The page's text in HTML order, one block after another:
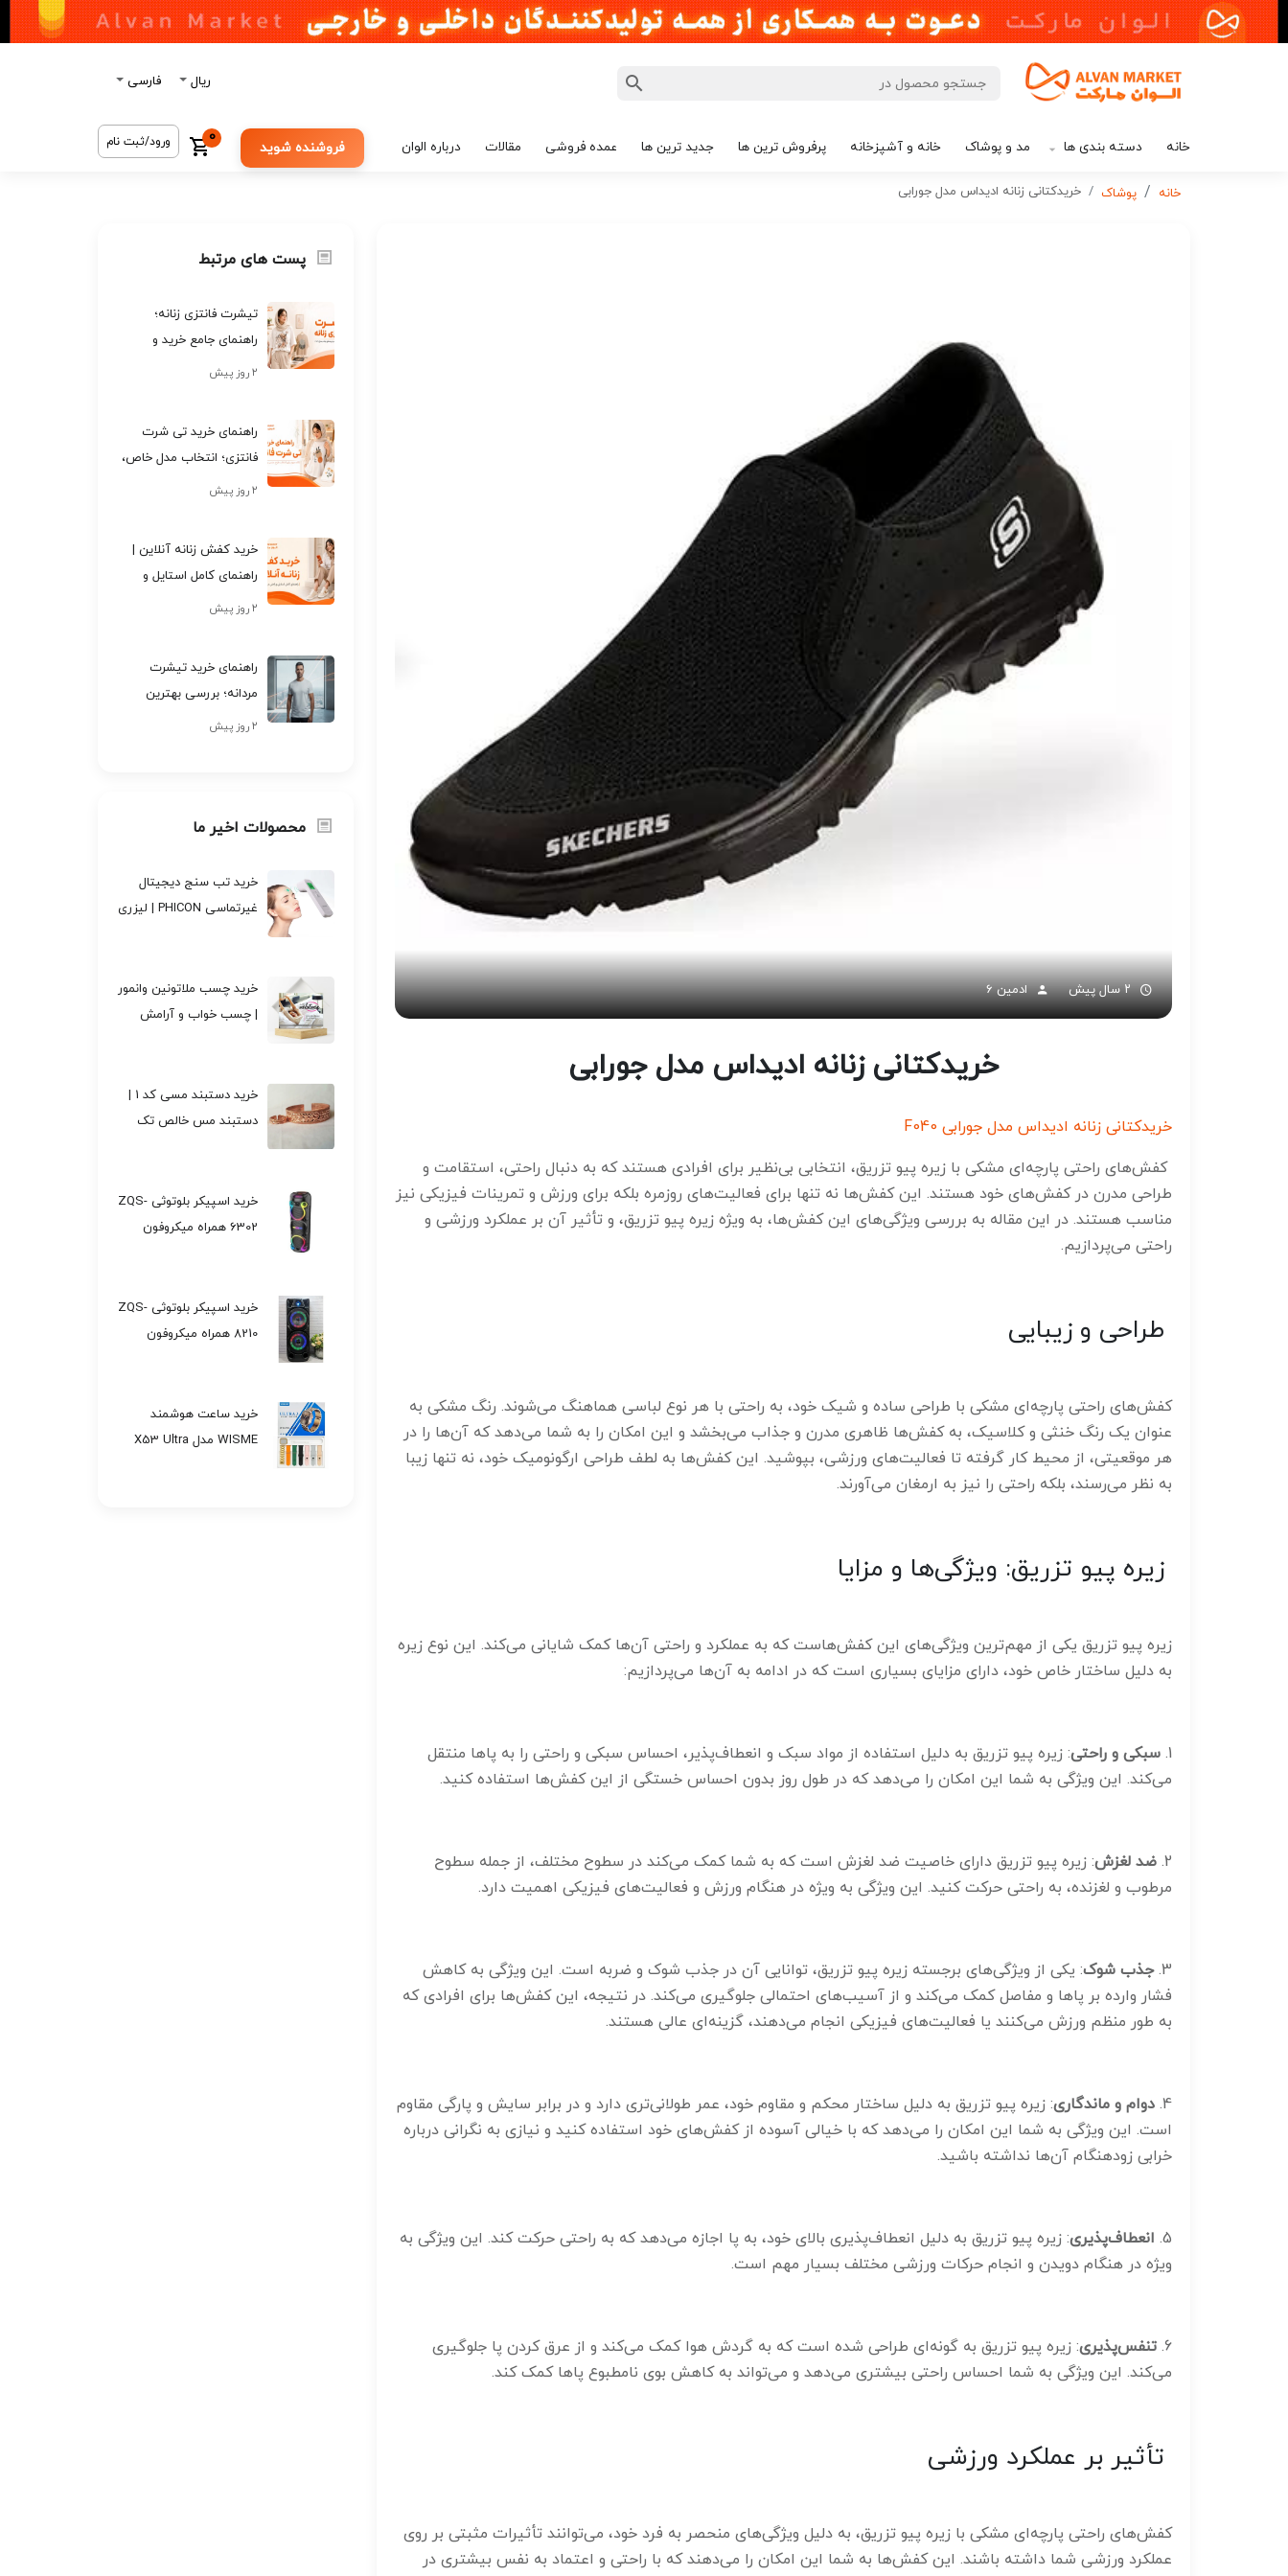
ریال فارسی
خانه دسته بندی ها مد و پوشاک خانه و آشپزخانه پرفروش ترین ها جدید ترین ها عمده فروشی مقالات درباره الوان فروشنده شوید
0 ورود/ثبت نام
خانه پوشاک خریدکتانی زنانه ادیداس مدل جورابی
۲ سال پیش ادمین 6
خریدکتانی زنانه ادیداس مدل جورابی
خریدکتانی زنانه ادیداس مدل جورابی F040
کفش‌های راحتی پارچه‌ای مشکی با زیره پیو تزریق، انتخابی بی‌نظیر برای افرادی هستند که به دنبال راحتی، استقامت و
طراحی مدرن در کفش‌های خود هستند. این کفش‌ها نه تنها برای فعالیت‌های روزمره بلکه برای ورزش و تمرینات فیزیکی نیز
مناسب هستند. در این مقاله به بررسی ویژگی‌های این کفش‌ها، به ویژه زیره پیو تزریق، و تأثیر آن بر عملکرد ورزشی و
راحتی می‌پردازیم.
طراحی و زیبایی
کفش‌های راحتی پارچه‌ای مشکی با طراحی ساده و شیک خود، به راحتی با هر نوع لباسی هماهنگ می‌شوند. رنگ مشکی به
عنوان یک رنگ خنثی و کلاسیک، به کفش‌ها ظاهری مدرن و جذاب می‌بخشد و این امکان را به شما می‌دهد که آن‌ها را در
هر موقعیتی، از محیط کار گرفته تا فعالیت‌های ورزشی، بپوشید. این کفش‌ها به لطف طراحی ارگونومیک خود، نه تنها زیبا
به نظر می‌رسند، بلکه راحتی را نیز به ارمغان می‌آورند.
زیره پیو تزریق: ویژگی‌ها و مزایا
زیره پیو تزریق یکی از مهم‌ترین ویژگی‌های این کفش‌هاست که به عملکرد و راحتی آن‌ها کمک شایانی می‌کند. این نوع زیره
به دلیل ساختار خاص خود، دارای مزایای بسیاری است که در ادامه به آن‌ها می‌پردازیم:
1. سبکی و راحتی: زیره پیو تزریق به دلیل استفاده از مواد سبک و انعطاف‌پذیر، احساس سبکی و راحتی را به پاها منتقل
می‌کند. این ویژگی به شما این امکان را می‌دهد که در طول روز بدون احساس خستگی از این کفش‌ها استفاده کنید.
2. ضد لغزش: زیره پیو تزریق دارای خاصیت ضد لغزش است که به شما کمک می‌کند در سطوح مختلف، از جمله سطوح
مرطوب و لغزنده، به راحتی حرکت کنید. این ویژگی به ویژه در هنگام ورزش و فعالیت‌های فیزیکی اهمیت دارد.
3. جذب شوک: یکی از ویژگی‌های برجسته زیره پیو تزریق، توانایی آن در جذب شوک و ضربه است. این ویژگی به کاهش
فشار وارده بر پاها و مفاصل کمک می‌کند و از آسیب‌های احتمالی جلوگیری می‌کند. در نتیجه، این کفش‌ها برای افرادی که
به طور منظم ورزش می‌کنند یا فعالیت‌های فیزیکی انجام می‌دهند، گزینه‌ای عالی هستند.
4. دوام و ماندگاری: زیره پیو تزریق به دلیل ساختار محکم و مقاوم خود، عمر طولانی‌تری دارد و در برابر سایش و پارگی مقاوم
است. این ویژگی به شما این امکان را می‌دهد که با خیالی آسوده از کفش‌های خود استفاده کنید و نیازی به نگرانی درباره
خرابی زودهنگام آن‌ها نداشته باشید.
5. انعطاف‌پذیری: زیره پیو تزریق به دلیل انعطاف‌پذیری بالای خود، به پا اجازه می‌دهد که به راحتی حرکت کند. این ویژگی به
ویژه در هنگام دویدن و انجام حرکات ورزشی مختلف بسیار مهم است.
6. تنفس‌پذیری: زیره پیو تزریق به گونه‌ای طراحی شده است که به گردش هوا کمک می‌کند و از عرق کردن پا جلوگیری
می‌کند. این ویژگی به شما احساس راحتی بیشتری می‌دهد و می‌تواند به کاهش بوی نامطبوع پاها کمک کند.
تأثیر بر عملکرد ورزشی
کفش‌های راحتی پارچه‌ای مشکی با زیره پیو تزریق، به دلیل ویژگی‌های منحصر به فرد خود، می‌توانند تأثیرات مثبتی بر روی
عملکرد ورزشی شما داشته باشند. این کفش‌ها به شما این امکان را می‌دهند که با راحتی و اعتماد به نفس بیشتری در
پست های مرتبط
تیشرت فانتزی زنانه؛
راهنمای جامع خرید و
ترندهای جذاب سال ۲۰۲۶
۲ روز پیش
راهنمای خرید تی شرت
فانتزی؛ انتخاب مدل خاص،
باکیفیت و خوش‌استایل
۲ روز پیش
خرید کفش زنانه آنلاین |
راهنمای کامل استایل و
راحتی در سال 2026
۲ روز پیش
راهنمای خرید تیشرت
مردانه؛ بررسی بهترین
مدل‌ها و نکات کیفی در
۲ روز پیش
محصولات اخیر ما
خرید تب سنج دیجیتال
غیرتماسی PHICON | لیزری
خرید چسب ملاتونین وانمور
| چسب خواب و آرامش
خرید دستبند مسی کد 1 |
دستبند مس خالص تک
خرید اسپیکر بلوتوثی ZQS-
6302 همراه میکروفون
خرید اسپیکر بلوتوثی ZQS-
8210 همراه میکروفون
خرید ساعت هوشمند
WISME مدل X53 Ultra